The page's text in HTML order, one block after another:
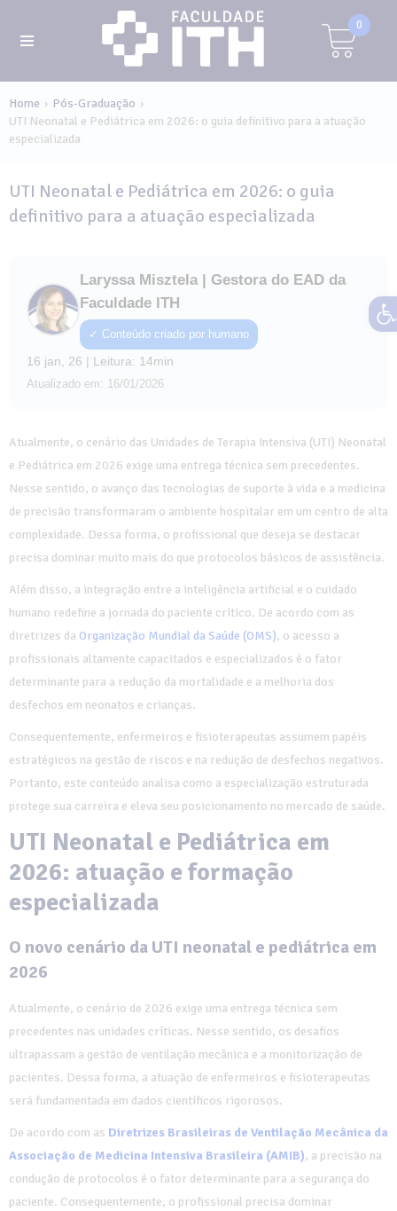
0
Home › Pós-Graduação ›
UTI Neonatal e Pediátrica em 2026: o guia definitivo para a atuação
especializada
UTI Neonatal e Pediátrica em 2026: o guia
definitivo para a atuação especializada
Laryssa Misztela | Gestora do EAD da
Faculdade ITH
✓ Conteúdo criado por humano
16 jan, 26 | Leitura: 14min
Atualizado em: 16/01/2026
Atualmente, o cenário das Unidades de Terapia Intensiva (UTI) Neonatal
e Pediátrica em 2026 exige uma entrega técnica sem precedentes.
Nesse sentido, o avanço das tecnologias de suporte à vida e a medicina
de precisão transformaram o ambiente hospitalar em um centro de alta
complexidade. Dessa forma, o profissional que deseja se destacar
precisa dominar muito mais do que protocolos básicos de assistência.
Além disso, a integração entre a inteligência artificial e o cuidado
humano redefine a jornada do paciente crítico. De acordo com as
diretrizes da Organização Mundial da Saúde (OMS), o acesso a
profissionais altamente capacitados e especializados é o fator
determinante para a redução da mortalidade e a melhoria dos
desfechos em neonatos e crianças.
Consequentemente, enfermeiros e fisioterapeutas assumem papéis
estratégicos na gestão de riscos e na redução de desfechos negativos.
Portanto, este conteúdo analisa como a especialização estruturada
protege sua carreira e eleva seu posicionamento no mercado de saúde.
UTI Neonatal e Pediátrica em
2026: atuação e formação
especializada
O novo cenário da UTI neonatal e pediátrica em
2026
Atualmente, o cenário de 2026 exige uma entrega técnica sem
precedentes nas unidades críticas. Nesse sentido, os desafios
ultrapassam a gestão de ventilação mecânica e a monitorização de
pacientes. Dessa forma, a atuação de enfermeiros e fisioterapeutas
será fundamentada em dados científicos rigorosos.
De acordo com as Diretrizes Brasileiras de Ventilação Mecânica da
Associação de Medicina Intensiva Brasileira (AMIB), a precisão na
condução de protocolos é o fator determinante para a segurança do
paciente. Consequentemente, o profissional precisa dominar